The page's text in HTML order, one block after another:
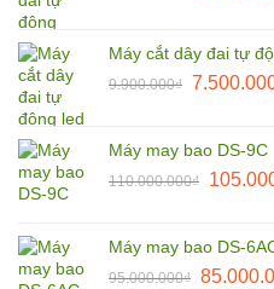
Máy cắt dây đai tự
9.900.000₫ Giá
Máy may bao DS-9C
110.000.000₫
Giá
Máy may bao DS-
95.000.000₫ Giá